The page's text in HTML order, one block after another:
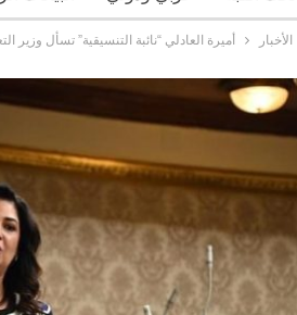
الأخبار أميرة العادلي “نائبة التنسيقية” تسأل وزير